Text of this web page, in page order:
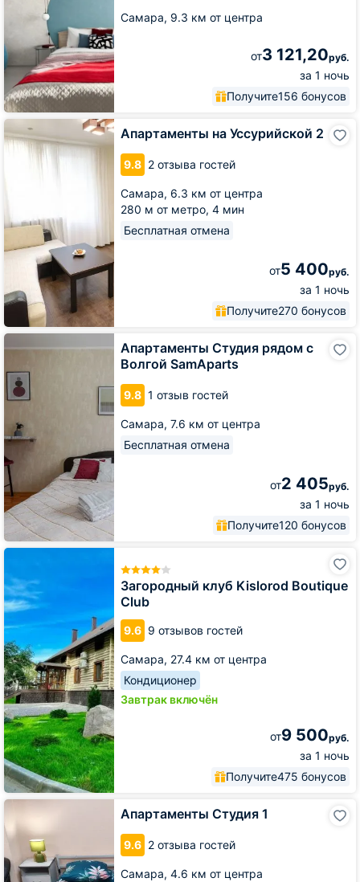
Самара, 9.3 км от центра
от3 121,20руб.
за 1 ночь
Получите156 бонусов
Апартаменты на Уссурийской 2
9.8 2 отзыва гостей
Самара, 6.3 км от центра
280 м от метро, 4 мин
Бесплатная отмена
от5 400руб.
за 1 ночь
Получите270 бонусов
Апартаменты
на
Уссурийской
Апартаменты Студия рядом с
Волгой SamAparts
9.8 1 отзыв гостей
Самара, 7.6 км от центра
Бесплатная отмена
от2 405руб.
за 1 ночь
Получите120 бонусов
Апартаменты
Студия
Волгой
Загородный клуб Kislorod Boutique
Club
9.6 9 отзывов гостей
Самара, 27.4 км от центра
Кондиционер
Завтрак включён
от9 500руб.
за 1 ночь
Получите475 бонусов
Загородный
Kislorod
Boutique
Club
Апартаменты Студия 1
9.6 2 отзыва гостей
Самара, 4.6 км от центра
Апартаменты
1